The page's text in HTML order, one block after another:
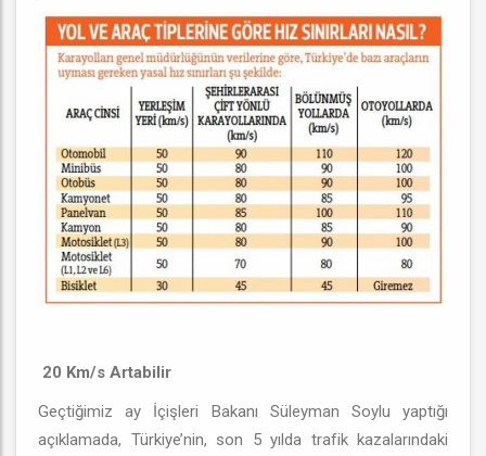
20 Km/s Artabilir
Geçtiğimiz ay İçişleri Bakanı Süleyman Soylu yaptığı
açıklamada, Türkiye’nin, son 5 yılda trafik kazalarındaki